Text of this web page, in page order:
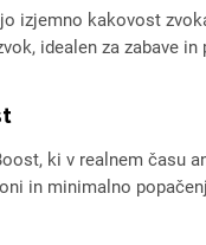
izjemno kakovost
idealen za zabave in
ki v realnem času
in minimalno